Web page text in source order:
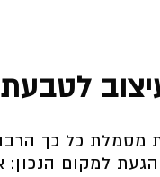
כל כך הרבה
למקום הנכון: